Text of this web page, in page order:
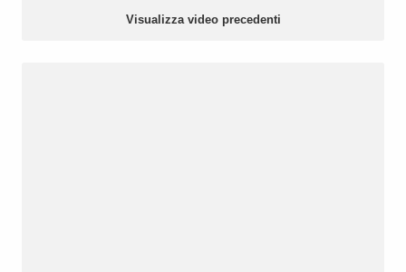
Visualizza video precedenti